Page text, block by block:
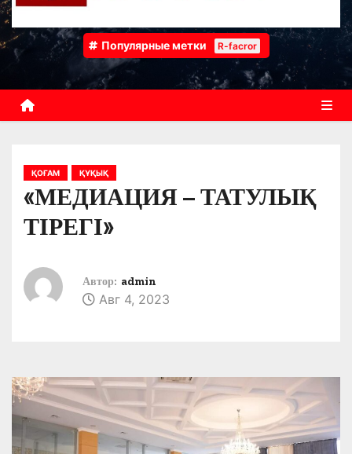
Популярные метки R-facror
ҚОҒАМ ҚҰҚЫҚ
«МЕДИАЦИЯ – ТАТУЛЫҚ
ТІРЕГІ»
Автор: admin
Авг 4, 2023